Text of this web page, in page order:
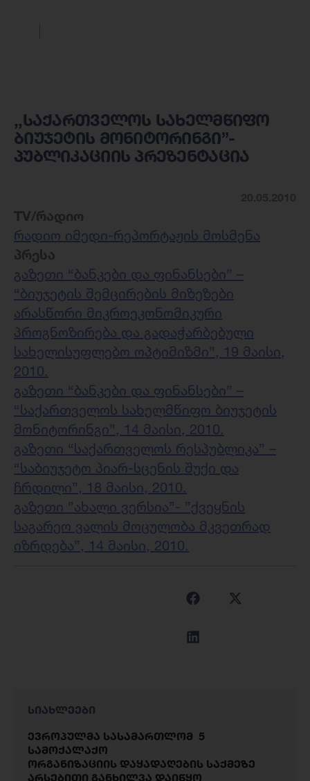
,,საქართველოს სახელმწიფო
ბიუჯეტის მონიტორინგი”-
პუბლიკაციის პრეზენტაცია
TV/რადიო
რადიო იმედი-რეპორტაჟის მოსმენა
პრესა
გაზეთი “ბანკები და ფინანსები” –
“ბიუჯეტის შემცირების მიზეზები
არასწორი მიკროეკონომიკური
პროგნოზირება და გადაჭარბებული
სახელისუფლებო ოპტიმიზმი”, 19 მაისი,
2010.
გაზეთი “ბანკები და ფინანსები” –
“საქართველოს სახელმწიფო ბიუჯეტის
მონიტორინგი”, 14 მაისი, 2010.
გაზეთი “საქართველოს რესპუბლიკა” –
“საბიუჯეტო პიარ-სცენის შუქი და
ჩრდილი”, 18 მაისი, 2010.
გაზეთი ”ახალი ვერსია”- ”ქვეყნის
საგარეო ვალის მოცულობა მკვეთრად
იზრდება”, 14 მაისი, 2010.
სიახლეები
ევროპულმა სასამართლომ 5
სამოქალაქო
ორგანიზაციის დაყადაღების საქმეზე
არსებითი განხილვა დაიწყო